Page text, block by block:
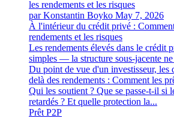
par Konstantin Boyko May 7, 2026
À l'intérieur du crédit privé :
rendements et les risques
Les rendements élevés dans le crédit
simples — la structure sous-jacente ne
Du point de vue d'un investisseur, les
delà des rendements : Comment les
Qui les soutient ? Que se passe-t-il si
retardés ? Et quelle protection la...
Prêt P2P